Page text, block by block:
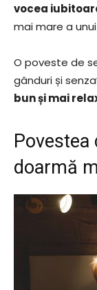
vocea
mai mare a
O poveste de
gânduri și
bun și mai
Povestea
doarmă